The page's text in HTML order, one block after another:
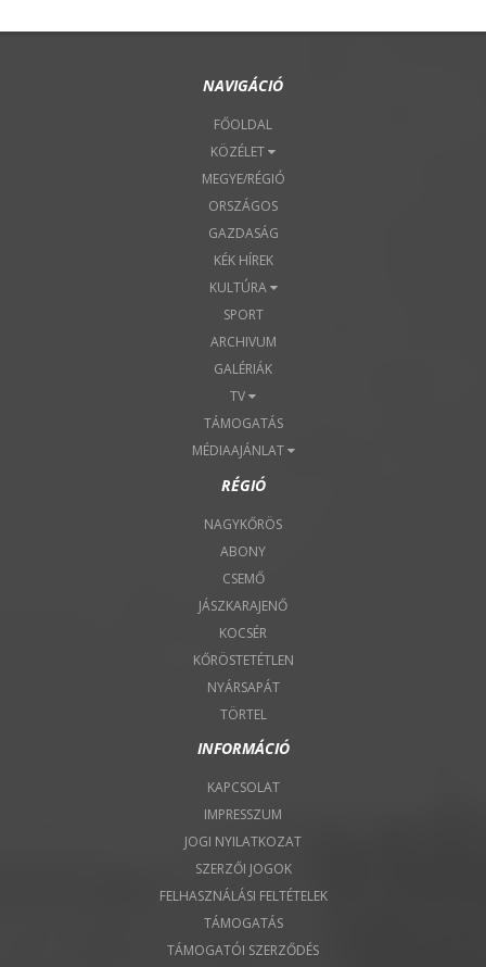
NAVIGÁCIÓ
FŐOLDAL
KÖZÉLET
MEGYE/RÉGIÓ
ORSZÁGOS
GAZDASÁG
KÉK HÍREK
KULTÚRA
SPORT
ARCHIVUM
GALÉRIÁK
TV
TÁMOGATÁS
MÉDIAAJÁNLAT
RÉGIÓ
NAGYKŐRÖS
ABONY
CSEMŐ
JÁSZKARAJENŐ
KOCSÉR
KŐRÖSTETÉTLEN
NYÁRSAPÁT
TÖRTEL
INFORMÁCIÓ
KAPCSOLAT
IMPRESSZUM
JOGI NYILATKOZAT
SZERZŐI JOGOK
FELHASZNÁLÁSI FELTÉTELEK
TÁMOGATÁS
TÁMOGATÓI SZERZŐDÉS